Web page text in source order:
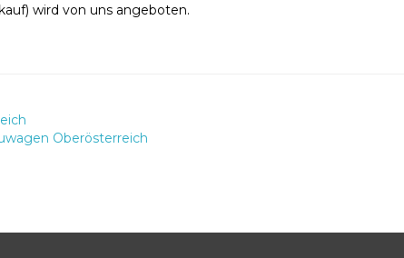
wird von uns angeboten.
Oberösterreich